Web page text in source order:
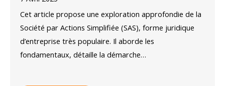
Cet article propose une exploration approfondie de la
Société par Actions Simplifiée (SAS), forme juridique
d’entreprise très populaire. Il aborde les
fondamentaux, détaille la démarche…